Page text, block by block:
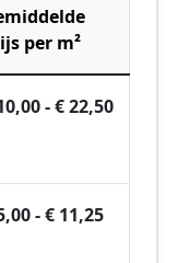
per m²
- € 22,50
- € 11,25